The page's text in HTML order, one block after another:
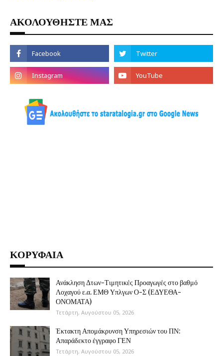
ΑΚΟΛΟΥΘΗΣΤΕ ΜΑΣ
ΚΟΡΥΦΑΙΑ
Ανάκληση Δτων-Τιμητικές Προαγωγές στο βαθμό
Λοχαγού ε.α. ΕΜΘ Υπλγων Ο-Σ (ΕΔΥΕΘΑ-
ΟΝΟΜΑΤΑ)
Τετάρτη, Αυγούστου 05, 2026
Έκτακτη Απομάκρυνση Υπηρεσιών του ΠΝ:
Απαράδεκτο έγγραφο ΓΕΝ
Τετάρτη, Αυγούστου 05, 2026